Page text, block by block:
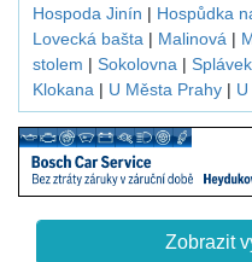
Hospoda Jinín | Hospůdka
Lovecká bašta | Malinová |
stolem |Sokolovna |Splávek
Klokana | U Města Prahy |
Zobrazit